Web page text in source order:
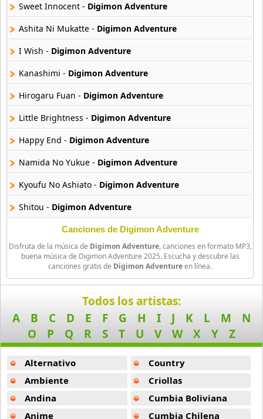
Akikan
15 músicas online
Alejandro Arnais
3 músicas online
Amaenaideyo
26 músicas online
Amagami Ss
50 músicas online
Amatsuki
20 músicas online
Angel Beats
39 músicas online
Angel Heart
36 músicas online
Angel Sanctuary
Angelic Layer
3 músicas online
Ano Natsu De Matteru
Another
Sweet Innocent - Digimon Adventure
Ashita Ni Mukatte - Digimon Adventure
I Wish - Digimon Adventure
Kanashimi - Digimon Adventure
Hirogaru Fuan - Digimon Adventure
Little Brightness - Digimon Adventure
Happy End - Digimon Adventure
Namida No Yukue - Digimon Adventure
Kyoufu No Ashiato - Digimon Adventure
Shitou - Digimon Adventure
Digimon Adventure
Iya Na Yokan -Digimon Adventure
Digimon Adventure
Straight From The Heart - Digimon Adventure
Kuroi Inbou -Digimon Adventure
Saa Hashiridasou -Digimon Adventure
Ijou Jitai Hassei -
Digimon Adventure
Shuugeki Soshite -
Digimon Adventure
Canciones de Digimon Adventure
Disfruta de la música de Digimon Adventure, canciones en formato MP3,
buena música de Digimon Adventure 2025. Escucha y descubre las
canciones gratis de Digimon Adventureen línea.
Todos los artistas:
A
B C D E F G H I J K L M
N
O
P Q R S T U V W X Y Z
Alternativo
Ambiente
Andina
Anime
Country
Criollas
Cumbia Boliviana
Cumbia Chilena